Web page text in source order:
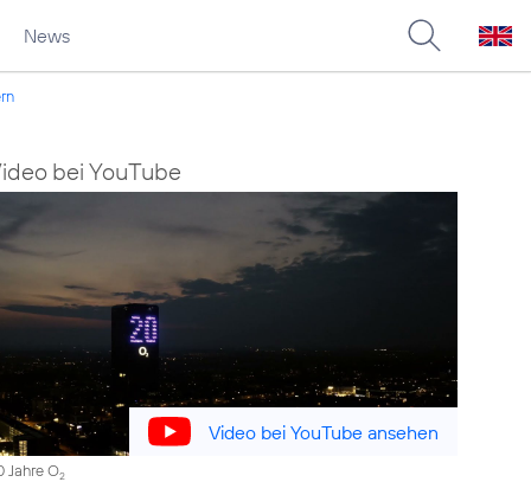
News
bei YouTube
Video bei YouTube ansehen
Jahre O2